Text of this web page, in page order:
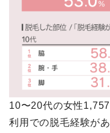
10〜20代の女性
利用での脱毛経験が